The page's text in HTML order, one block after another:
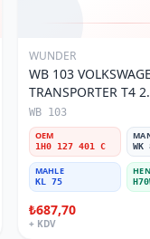
WUNDER
WB 103
TRANSPORTER T4
MOTOR- CADDY
401 C Yakıt/Mazot
WB 103
OEM
1H0 127 401 C
MAHLE
KL 75
₺687,70
+ KDV